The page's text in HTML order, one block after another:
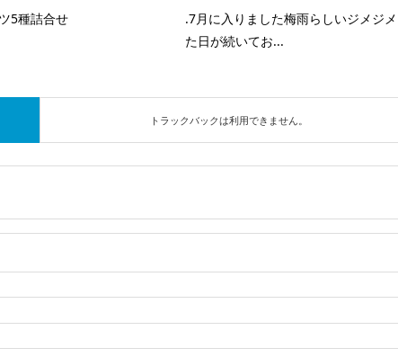
5種詰合せ
.7月に入りました梅雨らしいジメジ
た日が続いてお...
トラックバックは利用できません。